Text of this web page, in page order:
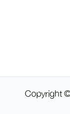
Copyright